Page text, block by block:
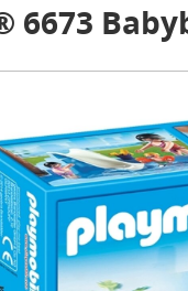
6673